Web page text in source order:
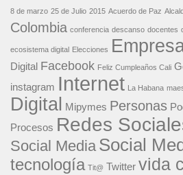
8 de marzo 25 de Julio 2015 Acuerdo de Paz
Colombia conferencia descanso docentes
ecosistema digital Elecciones
Digital Facebook Feliz Cumpleaños Cali
instagram Internet La Habana
Digital Mipymes Personas
Procesos Redes
Social Media Social
tecnología Tit@ Twitter vida